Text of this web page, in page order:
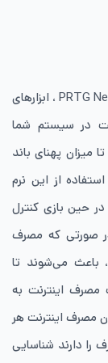
نرم‌افزارهایی مانند Netlimiter 4 وPRTG Network Monitor ، ابزارهای
در سیستم شما
میزان پهنای باند
از این نرم
در حین بازی کنترل
صورتی که مصرف
باعث می‌شوند تا
مصرف اینترنت به
مصرف اینترنت هر
را دارند شناسایی